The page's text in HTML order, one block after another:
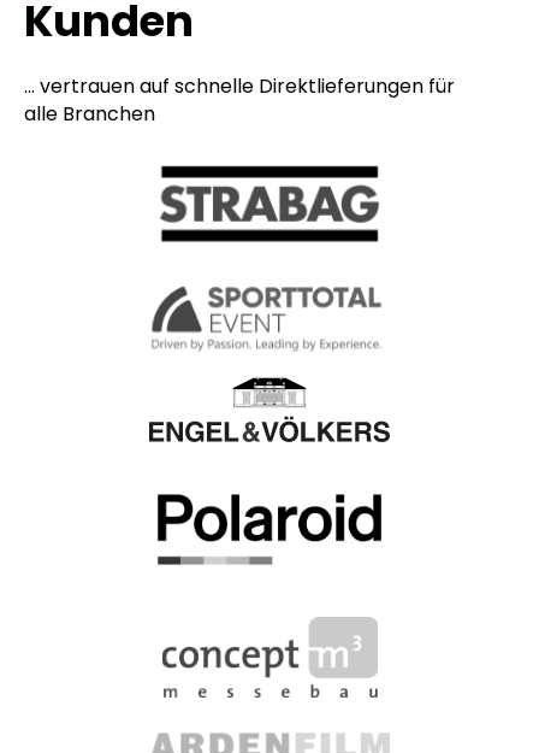
Kunden
... vertrauen auf schnelle Direktlieferungen für
alle Branchen